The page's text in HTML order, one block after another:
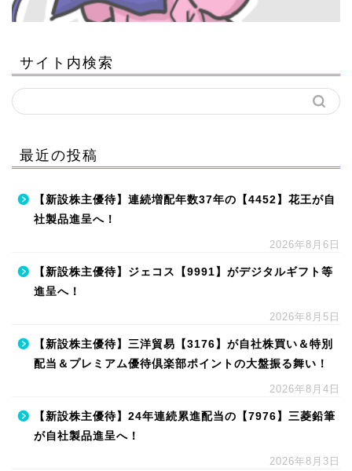
サイト内検索
最近の投稿
【新設株主優待】連続増配年数37年の【4452】花王が自
社製品進呈へ！
2026年8月6日
【新設株主優待】ジェコス【9991】がデジタルギフト等
進呈へ！
2026年8月5日
【新設株主優待】三洋貿易【3176】が自社株買い＆特別
配当＆プレミアム優待倶楽部ポイントの大盤振る舞い！
2026年8月4日
【新設株主優待】24年連続累進配当の【7976】三菱鉛筆
が自社製品進呈へ！
2026年8月3日